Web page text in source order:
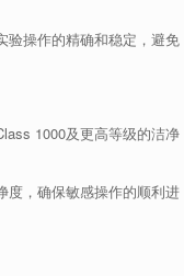
验操作的精确和稳定，避免
1000及更高等级的洁净
度，确保敏感操作的顺利进